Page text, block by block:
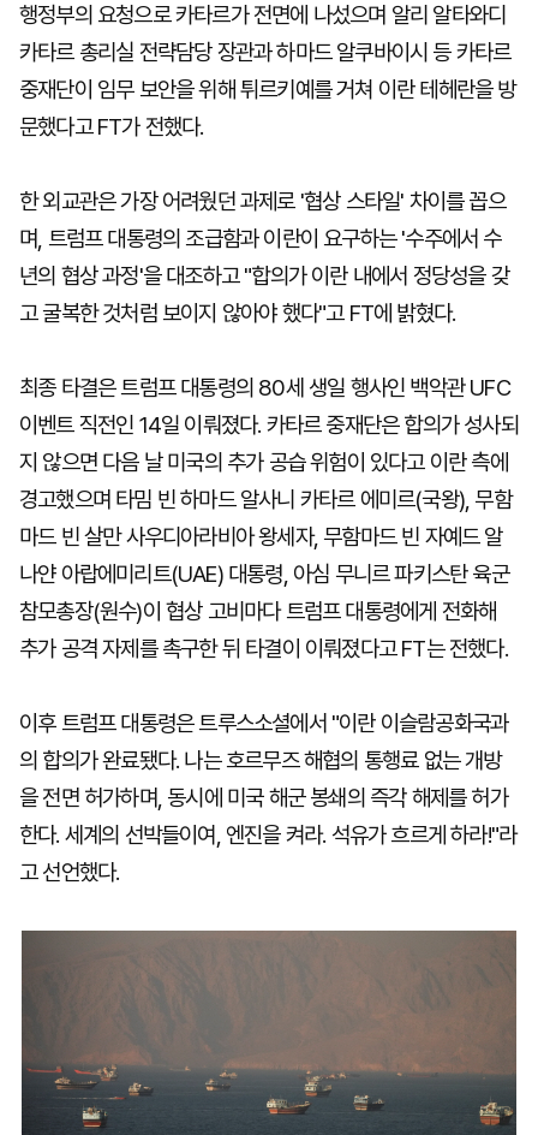
행정부의 요청으로 카타르가 전면에 나섰으며 알리 알타와디
카타르 총리실 전략담당 장관과 하마드 알쿠바이시 등 카타르
중재단이 임무 보안을 위해 튀르키예를 거쳐 이란 테헤란을 방
문했다고 FT가 전했다.
한 외교관은 가장 어려웠던 과제로 '협상 스타일' 차이를 꼽으
며, 트럼프 대통령의 조급함과 이란이 요구하는 '수주에서 수
년의 협상 과정'을 대조하고 "합의가 이란 내에서 정당성을 갖
고 굴복한 것처럼 보이지 않아야 했다"고 FT에 밝혔다.
최종 타결은 트럼프 대통령의 80세 생일 행사인 백악관 UFC
이벤트 직전인 14일 이뤄졌다. 카타르 중재단은 합의가 성사되
지 않으면 다음 날 미국의 추가 공습 위험이 있다고 이란 측에
경고했으며 타밈 빈 하마드 알사니 카타르 에미르(국왕), 무함
마드 빈 살만 사우디아라비아 왕세자, 무함마드 빈 자예드 알
나얀 아랍에미리트(UAE) 대통령, 아심 무니르 파키스탄 육군
참모총장(원수)이 협상 고비마다 트럼프 대통령에게 전화해
추가 공격 자제를 촉구한 뒤 타결이 이뤄졌다고 FT는 전했다.
이후 트럼프 대통령은 트루스소셜에서 "이란 이슬람공화국과
의 합의가 완료됐다. 나는 호르무즈 해협의 통행료 없는 개방
을 전면 허가하며, 동시에 미국 해군 봉쇄의 즉각 해제를 허가
한다. 세계의 선박들이여, 엔진을 켜라. 석유가 흐르게 하라!"라
고 선언했다.